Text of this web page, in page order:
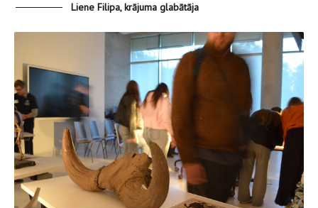
Liene Filipa, krājuma glabātāja